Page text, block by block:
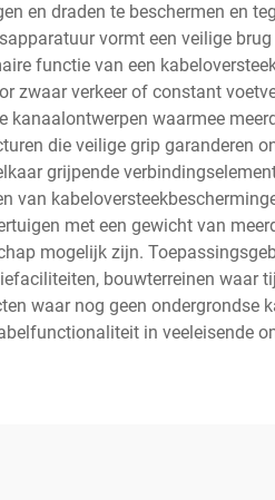
en draden te beschermen en
vormt een veilige
functie van een
zwaar verkeer of constant
waarmee
die veilige grip garanderen
grijpende
van
met een gewicht van
mogelijk zijn.
bouwterreinen waar
waar nog geen ondergrondse
in veeleisende